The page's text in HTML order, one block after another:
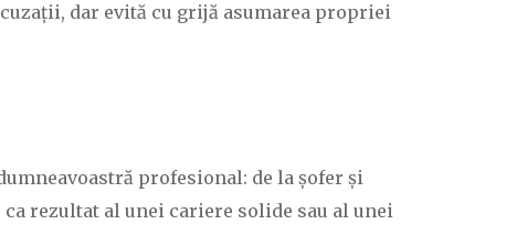
dar evită cu grijă asumarea propriei
profesional: de la șofer și
rezultat al unei cariere solide sau al unei